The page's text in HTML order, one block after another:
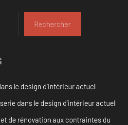
Rechercher
le design d’intérieur actuel
dans le design d’intérieur actuel
de rénovation aux contraintes du